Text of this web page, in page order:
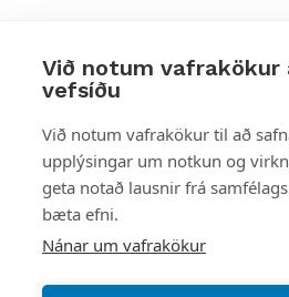
Við notum vafrakökur
vefsíðu
Við notum vafrakökur til að
upplýsingar um notkun og
geta notað lausnir frá
bæta efni.
Nánar um vafrakökur
Styttu þér leið
Mest skoðað
Starfsstöðvar